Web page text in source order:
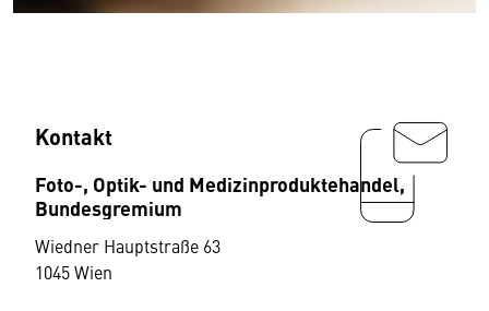
Kontakt
Foto-, Optik- und Medizinproduktehandel,
Bundesgremium
Wiedner Hauptstraße 63
1045 Wien